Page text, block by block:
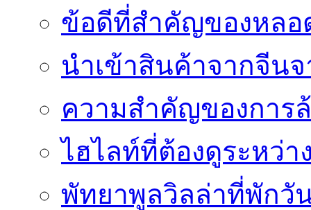
ข้อดีที่สำคัญของหลอ
นำเข้าสินค้าจากจีน
ความสำคัญของการ
ไฮไลท์ที่ต้องดูระหว่า
พัทยาพูลวิลล่าที่พักวั